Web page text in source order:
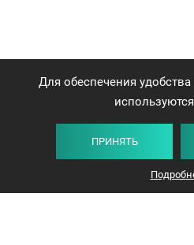
Для обеспечения
ПРИНЯТЬ